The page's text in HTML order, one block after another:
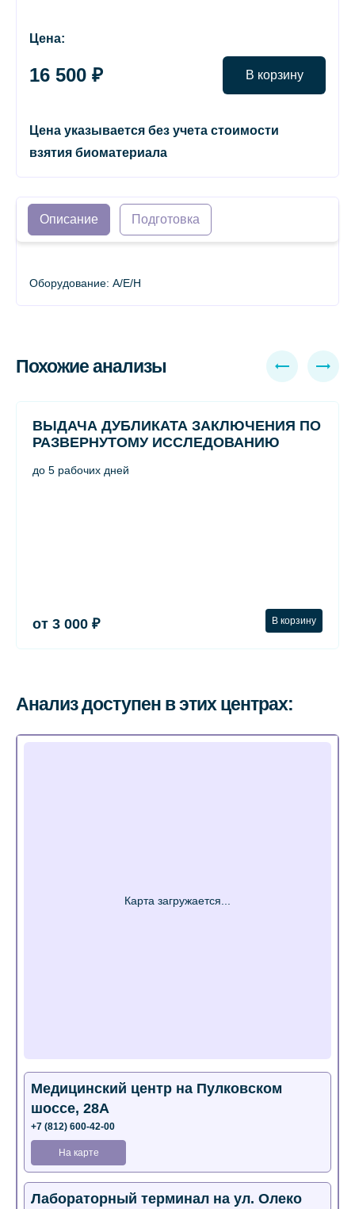
Цена:
16 500 ₽ В корзину
Цена указывается без учета стоимости
взятия биоматериала
Описание Подготовка
Оборудование: A/E/H
Похожие анализы
ВЫДАЧА ДУБЛИКАТА ЗАКЛЮЧЕНИЯ ПО
РАЗВЕРНУТОМУ ИССЛЕДОВАНИЮ
до 5 рабочих дней
от 3 000 ₽ В корзину
Анализ доступен в этих центрах:
Медицинский центр на Пулковском
шоссе, 28А
+7 (812) 600-42-00
На карте
Лабораторный терминал на ул. Олеко